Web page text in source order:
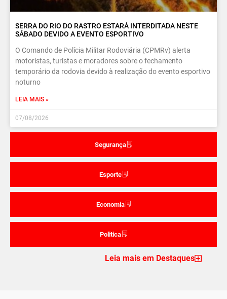
Segurança
Esporte
Economia
Politica
SERRA DO RIO DO RASTRO ESTARÁ INTERDITADA NESTE
SÁBADO DEVIDO A EVENTO ESPORTIVO
O Comando de Polícia Militar Rodoviária (CPMRv) alerta
motoristas, turistas e moradores sobre o fechamento
temporário da rodovia devido à realização do evento esportivo
noturno
LEIA MAIS »
07/08/2026
Leia mais em Destaques